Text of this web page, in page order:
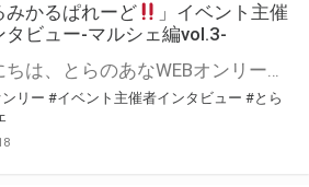
みかるぱれーど
」イベント主催
タビュー-マルシェ編vol.3-
こんにちは、とらのあなWEBオンリー運営スタッフです。 新たにお届けする、イベント主催者インタビュー-マルシェ編-は、 とらのあなWEBオンリー「マルシェ」をご利用した主催様に 「マルシェ」を使って開催した感想や心がけをお聞きする企画です。 今回は、WEBオンリー初開催「つるみかるぱれーど
リー #イベント主催者インタビュー #とら